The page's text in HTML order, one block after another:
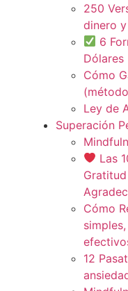
250
dinero
6
Dólares
Cómo
Ley de
Superación
Las
Gratitud
Cómo
12